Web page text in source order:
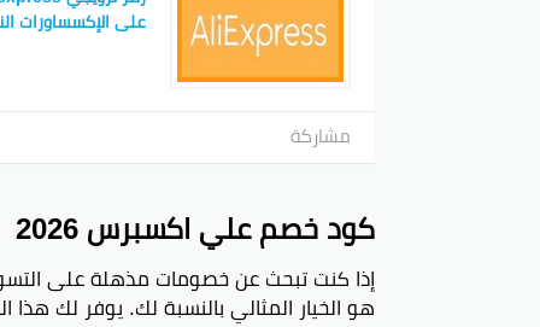
على الإكسساورات
مشاركة
كود خصم علي اكسبرس 2026